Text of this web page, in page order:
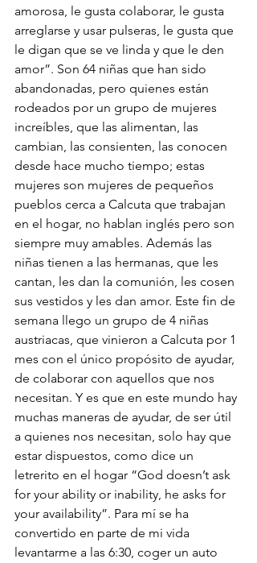
amorosa, le gusta colaborar, le gusta
arreglarse y usar pulseras, le gusta que
le digan que se ve linda y que le den
amor”. Son 64 niñas que han sido
abandonadas, pero quienes están
rodeados por un grupo de mujeres
increíbles, que las alimentan, las
cambian, las consienten, las conocen
desde hace mucho tiempo; estas
mujeres son mujeres de pequeños
pueblos cerca a Calcuta que trabajan
en el hogar, no hablan inglés pero son
siempre muy amables. Además las
niñas tienen a las hermanas, que les
cantan, les dan la comunión, les cosen
sus vestidos y les dan amor. Este fin de
semana llego un grupo de 4 niñas
austriacas, que vinieron a Calcuta por 1
mes con el único propósito de ayudar,
de colaborar con aquellos que nos
necesitan. Y es que en este mundo hay
muchas maneras de ayudar, de ser útil
a quienes nos necesitan, solo hay que
estar dispuestos, como dice un
letrerito en el hogar “God doesn’t ask
for your ability or inability, he asks for
your availability”. Para mí se ha
convertido en parte de mi vida
levantarme a las 6:30, coger un auto